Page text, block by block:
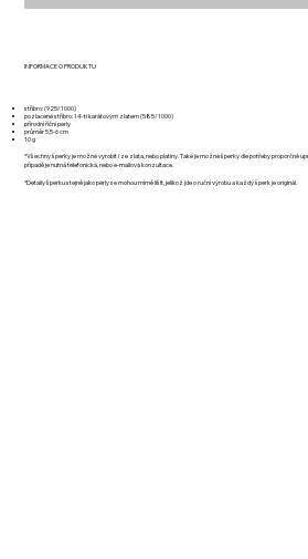
INFORMACE O PRODUKTU
stříbro: (925/1000)
pozlacené stříbro: 14-ti karátovým zlatem (585/1000)
přírodní říční perly
průměr 5,5-6 cm
10 g
*Všechny šperky je možné vyrobit i ze zlata, nebo platiny. Také je možné šperky dle potřeby proporčně
případě je nutná telefonická, nebo e-mailová konzultace.
*Detaily šperku stejně jako perly se mohou mírně lišit, jelikož jde o ruční výrobu a každý šperk je originál.